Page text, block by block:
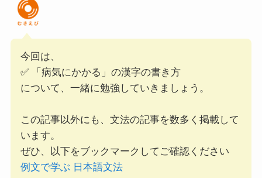
今回は、
✅ 「病気にかかる」の漢字の書き方
について、一緒に勉強していきましょう。
この記事以外にも、文法の記事を数多く掲載して
います。
ぜひ、以下をブックマークしてご確認ください
例文で学ぶ 日本語文法